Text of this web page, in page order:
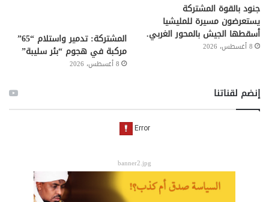
جنود بالقوة المشتركة
يستعرضون مسيرة للمليشيا
أسقطها الجيش بالمحور الغربي.
8 أغسطس، 2026 المشتركة: تدمير واستلام “65”
مركبة في هجوم “بئر سليبة”
8 أغسطس، 2026
إنضم لقناتنا
banner2.jpg